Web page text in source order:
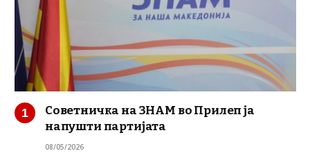
Советничка на ЗНАМ во Прилеп ја
напушти партијата
08/05/2026